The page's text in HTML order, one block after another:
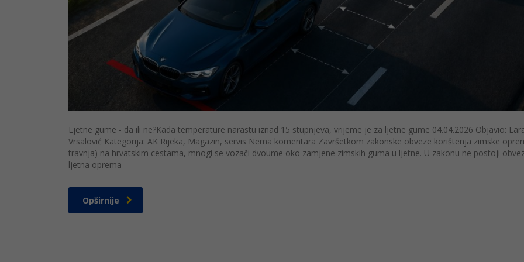
Ljetne gume - da ili ne?Kada temperature narastu iznad 15 stupnjeva, vrijeme je za ljetne gume 04.04.2026 Objavio:
Vrsalović Kategorija: AK Rijeka, Magazin, servis Nema komentara Završetkom zakonske obveze korištenja zimske
travnja) na hrvatskim cestama, mnogi se vozači dvoume oko zamjene zimskih guma u ljetne. U zakonu ne postoji
ljetna oprema
Opširnije